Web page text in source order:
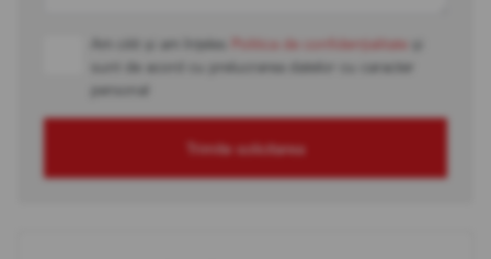
Am citit și am înțeles Politica de confidențialitate
sunt de acord cu prelucrarea datelor cu caracter
personal
Trimite solicitarea